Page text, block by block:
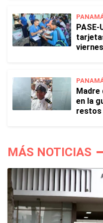
PASE-
Madre
en la
restos
MÁS NOTICIAS